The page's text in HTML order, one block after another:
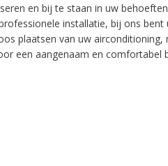
en bij te staan in uw
installatie, bij ons
plaatsen van uw airconditioning,
een aangenaam en